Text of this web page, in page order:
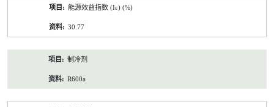
能源效益指数 (Iε) (%)
30.77
制冷剂
R600a